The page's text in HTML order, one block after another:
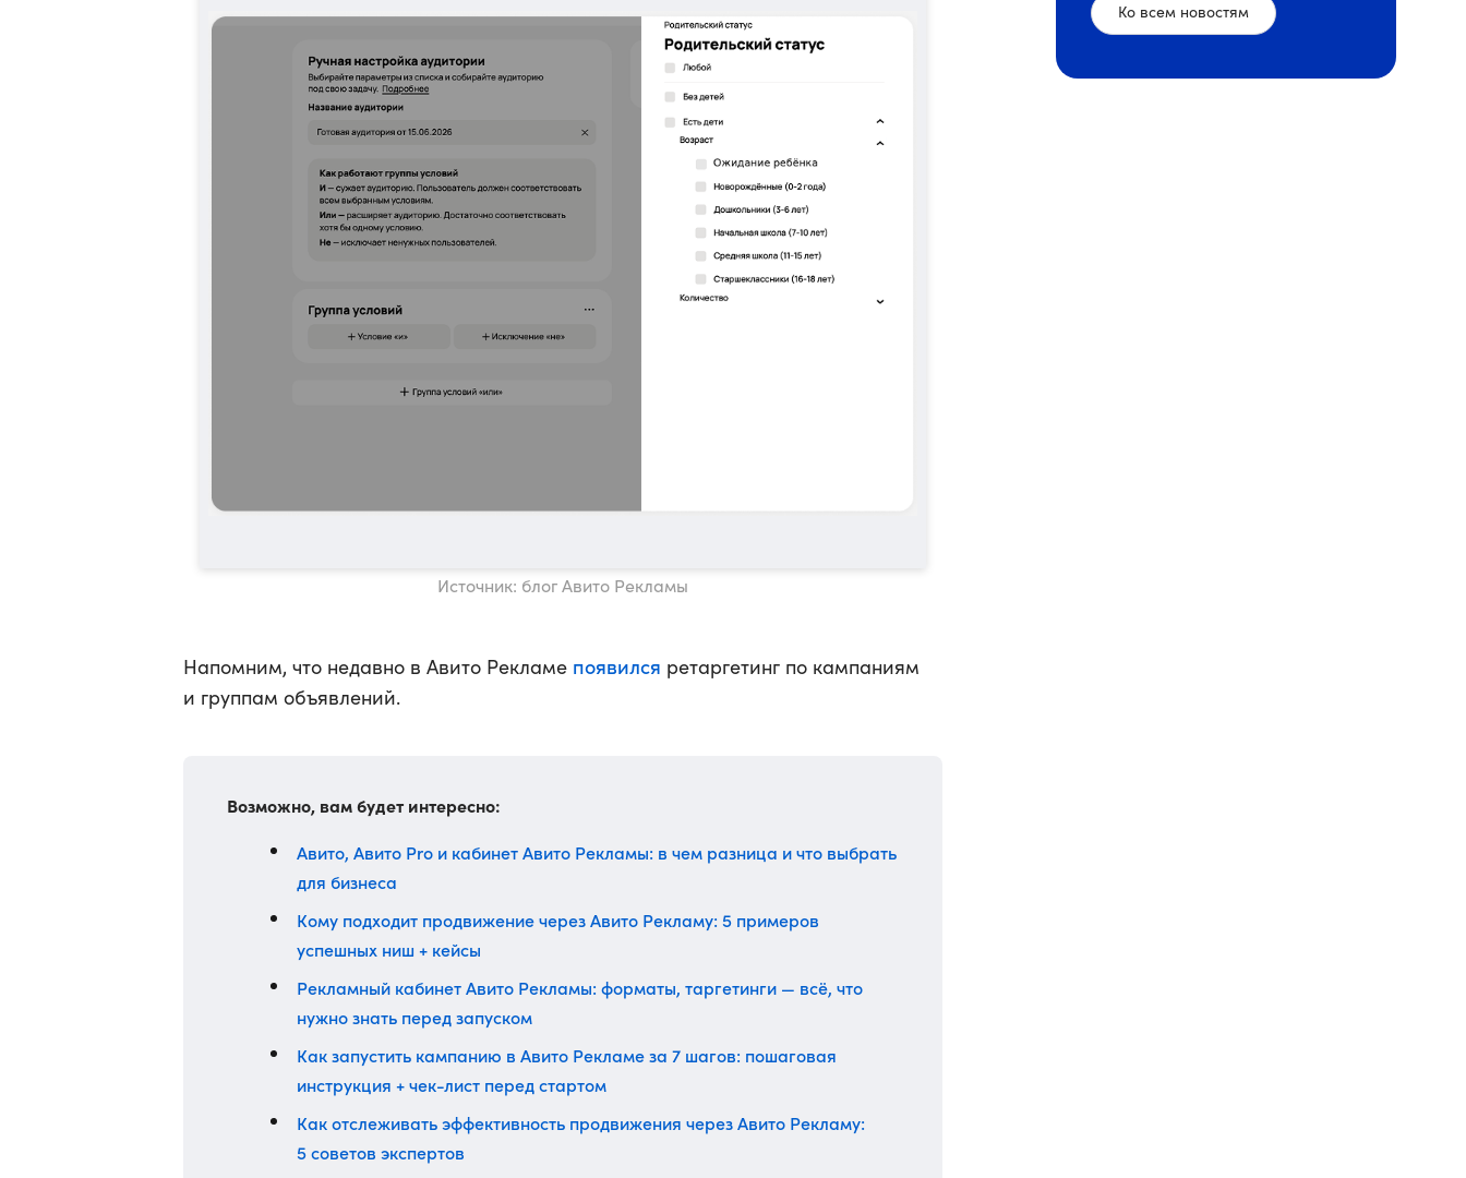
Источник: блог Авито Рекламы
Напомним, что недавно в Авито Рекламе появился ретаргетинг по кампаниям
и группам объявлений.
Возможно, вам будет интересно:
Авито, Авито Pro и кабинет Авито Рекламы: в чем разница и что выбрать
для бизнеса
Кому подходит продвижение через Авито Рекламу: 5 примеров
успешных ниш + кейсы
Рекламный кабинет Авито Рекламы: форматы, таргетинги — всё, что
нужно знать перед запуском
Как запустить кампанию в Авито Рекламе за 7 шагов: пошаговая
инструкция + чек-лист перед стартом
Как отслеживать эффективность продвижения через Авито Рекламу:
5 советов экспертов
Ко всем новостям